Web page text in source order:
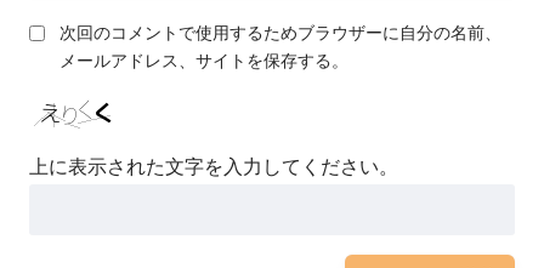
次回のコメントで使用するためブラウザーに自分の名前、
メールアドレス、サイトを保存する。
上に表示された文字を入力してください。